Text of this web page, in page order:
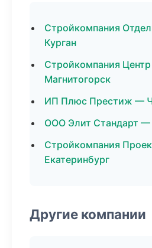
Стройкомпания
Курган
Стройкомпания
Магнитогорск
ИП Плюс Престиж —
ООО Элит Стандарт —
Стройкомпания
Екатеринбург
Другие компании